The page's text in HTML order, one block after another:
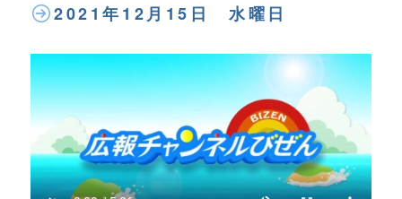
2021年12月15日 水曜日